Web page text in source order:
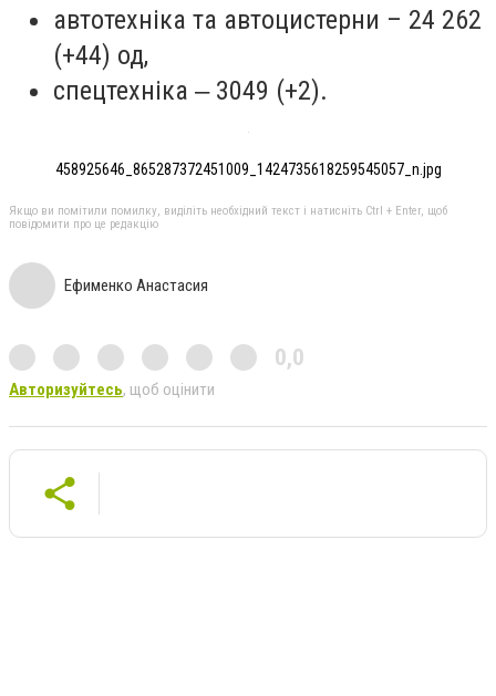
автотехніка та автоцистерни – 24 262
(+44) од,
спецтехніка ‒ 3049 (+2).
458925646_865287372451009_1424735618259545057_n.jpg
Якщо ви помітили помилку, виділіть необхідний текст і натисніть Ctrl + Enter, щоб
повідомити про це редакцію
Ефименко Анастасия
0,0
Авторизуйтесь, щоб оцінити